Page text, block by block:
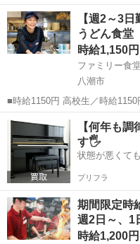
ないことは何でも聞いてくださ
仕事です！ 美味しいまかないが1
容： ★☆美味しい焼肉屋さん...
埼玉 八潮市 レストラ
【週2～3
うどん食
時給1,150円
八潮市
■時給1150円 高校生／時給1150円 日・祝日は時給50円アップ！（9時
～22時） ■ファミリー食堂 山
市木曽根947-1） ■アルバイト
給...
埼玉 八潮市 レストラ
【何年も
す🖐️
状態が悪くて
プリフラ
期間限定時
週2日～、
時給1,200円